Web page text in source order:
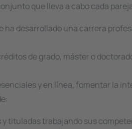
que lleva a cabo cada
ha desarrollado una carrera
de grado, máster o
y en línea, fomentar la
tituladas trabajando sus